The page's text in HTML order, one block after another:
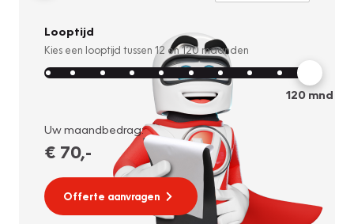
Looptijd
Kies een looptijd tussen 12 en120 maanden
120mnd
Uw maandbedrag:
€ 70,-
Offerte aanvragen